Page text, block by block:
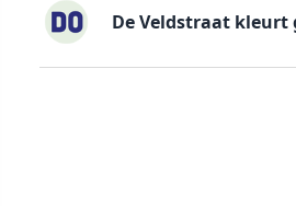
De Veldstraat kleurt